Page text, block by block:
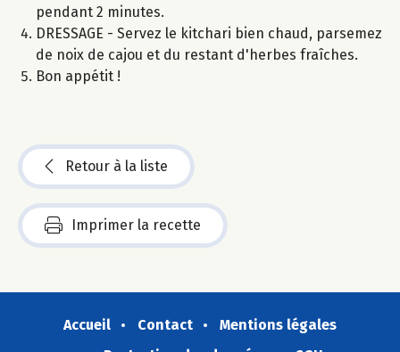
pendant 2 minutes.
DRESSAGE - Servez le kitchari bien chaud, parsemez
de noix de cajou et du restant d'herbes fraîches.
Bon appétit !
Retour à la liste
Imprimer la recette
Accueil Contact
Mentions légales